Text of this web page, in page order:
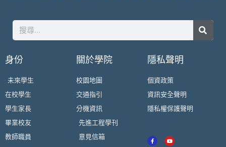
身份
未來學生
在校學生
學生家長
畢業校友
教師職員
關於學院
校園地圖
交通指引
分機資訊
先進工程學刊
意見信箱
隱私聲明
個資政策
資訊安全聲明
隱私權保護聲明